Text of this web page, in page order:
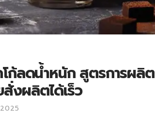
ก้ลดน้ำหนัก สูตรการผลิต
งผลิตได้เร็ว